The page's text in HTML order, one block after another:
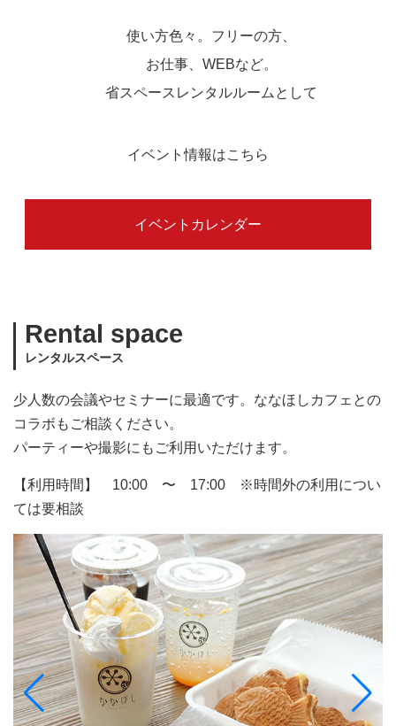
使い方色々。フリーの方、
お仕事、WEBなど。
省スペースレンタルルームとして
イベント情報はこちら
イベントカレンダー
Rental space
レンタルスペース
少人数の会議やセミナーに最適です。ななほしカフェとの
コラボもご相談ください。
パーティーや撮影にもご利用いただけます。
【利用時間】 10:00 〜 17:00 ※時間外の利用につい
ては要相談